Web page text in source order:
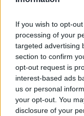
If you wish to opt-
processing of your
targeted advertising
section to confirm
opt-out request is
interest-based ads
us or personal
your opt-out. You
disclosure of your
Non credo che nessun
mille discussione
opposto. A questo
la propria idea. Le
comprendere meglio
senza esprimere
pregiudizi.
Maria Caruso